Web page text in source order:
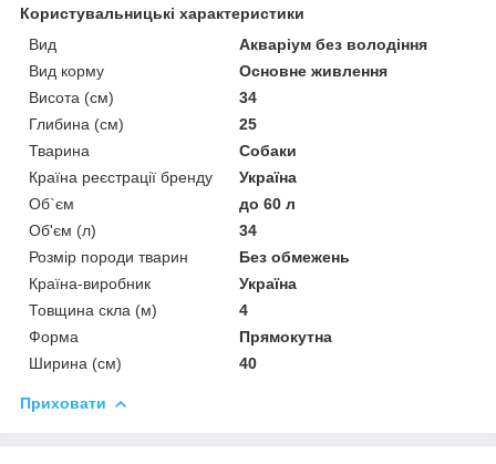
Користувальницькі характеристики
Вид
Акваріум без володіння
Вид корму
Основне живлення
Висота (см)
34
Глибина (см)
25
Тварина
Собаки
Країна реєстрації бренду
Україна
Об`єм
до 60 л
Об'єм (л)
34
Розмір породи тварин
Без обмежень
Країна-виробник
Україна
Товщина скла (м)
4
Форма
Прямокутна
Ширина (см)
40
Приховати